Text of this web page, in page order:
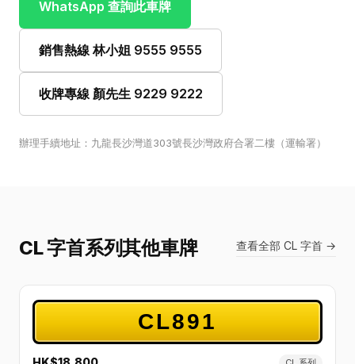
WhatsApp 查詢此車牌
銷售熱線 林小姐 9555 9555
收牌專線 顏先生 9229 9222
辦理手續地址：九龍長沙灣道303號長沙灣政府合署二樓（運輸署）
CL 字首系列其他車牌 查看全部 CL 字首 →
CL891